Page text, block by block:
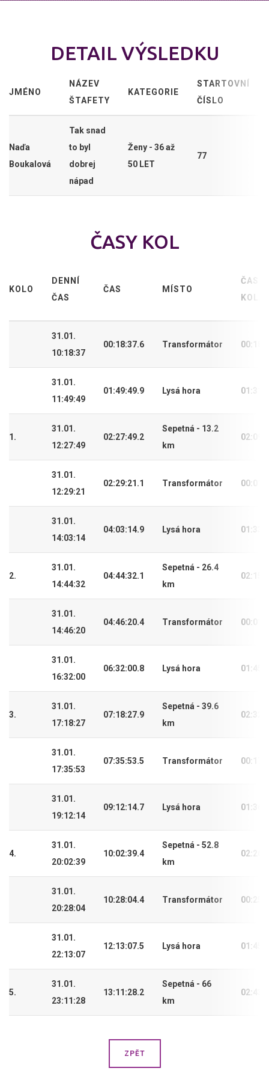
DETAIL VÝSLEDKU
JMÉNO
NÁZEV
ŠTAFETY
KATEGORIE
STARTOVNÍ
ČÍSLO
Naďa
Boukalová
Tak snad
to byl
dobrej
nápad
Ženy - 36 až
50 LET
77
ČASY KOL
KOLO
DENNÍ
ČAS
ČAS MÍSTO
ČAS
KOLA
31.01.
10:18:37
00:18:37.6 Transformátor
31.01.
11:49:49
01:49:49.9 Lysá hora
1.
31.01.
12:27:49
02:27:49.2
Sepetná - 13.2
km
31.01.
12:29:21
02:29:21.1 Transformátor
31.01.
14:03:14
04:03:14.9 Lysá hora
2.
31.01.
14:44:32
04:44:32.1
Sepetná - 26.4
km
31.01.
14:46:20
04:46:20.4 Transformátor
31.01.
16:32:00
06:32:00.8 Lysá hora
3.
31.01.
17:18:27
07:18:27.9
Sepetná - 39.6
km
31.01.
17:35:53
07:35:53.5 Transformátor
31.01.
19:12:14
09:12:14.7 Lysá hora
4.
31.01.
20:02:39
10:02:39.4
Sepetná - 52.8
km
31.01.
20:28:04
10:28:04.4 Transformátor
31.01.
22:13:07
12:13:07.5 Lysá hora
5.
31.01.
23:11:28
13:11:28.2
Sepetná - 66
km
ZPĚT